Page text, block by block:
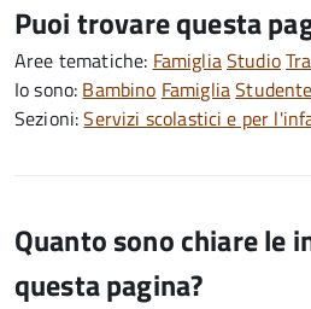
Puoi trovare questa
Aree tematiche: FamigliaStudio
Io sono: Bambino FamigliaStudente
Sezioni:Servizi scolastici e per
Quanto sono chiare le
questa pagina?